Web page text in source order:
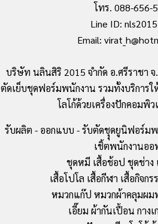
โทร. 088-656-
Line ID:
Email:
บริษัท นลินสิริ 2015 จำกัด อ.ศรีราชา
ตัดเย็บชุดฟอร์มพนักงาน รวมทั้งบริการใ
โลโก้ด้วยเครื่องปักคอมพิ
รับผลิต - ออกแบบ - รับตัดชุุดยูนิฟอร์ม
เชิ้ตพนักงานอ
ชุดหมี เสื้อช้อป ชุดช่าง
เสื้อโปโล เสื้อกีฬา เสื้อกิจก
หมวกแก๊ป หมวกผ้าคลุมผม
เอี๊ยม ผ้ากันเปื้อน กางเ